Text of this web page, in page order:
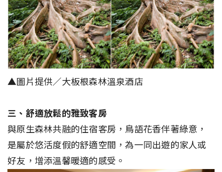
▲圖片提供／大板根森林溫泉酒店
三、舒適放鬆的雅致客房
與原生森林共融的住宿客房，鳥語花香伴著綠意，
是屬於悠活度假的舒適空間，為一同出遊的家人或
好友，增添溫馨暖適的感受。